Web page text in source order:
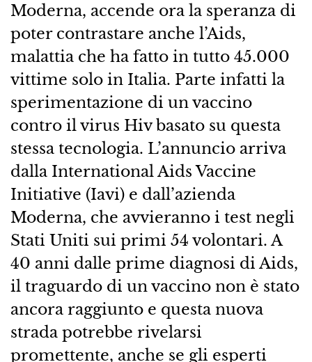
Moderna, accende ora la speranza di
poter contrastare anche l’Aids,
malattia che ha fatto in tutto 45.000
vittime solo in Italia. Parte infatti la
sperimentazione di un vaccino
contro il virus Hiv basato su questa
stessa tecnologia. L’annuncio arriva
dalla International Aids Vaccine
Initiative (Iavi) e dall’azienda
Moderna, che avvieranno i test negli
Stati Uniti sui primi 54 volontari. A
40 anni dalle prime diagnosi di Aids,
il traguardo di un vaccino non è stato
ancora raggiunto e questa nuova
strada potrebbe rivelarsi
promettente, anche se gli esperti